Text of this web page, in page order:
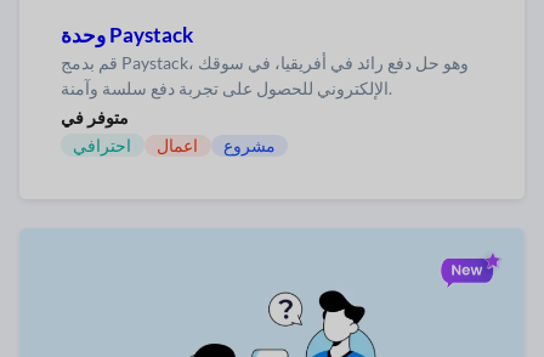
وحدة Paystack
قم بدمج Paystack، وهو حل دفع رائد في أفريقيا، في سوقك
الإلكتروني للحصول على تجربة دفع سلسة وآمنة.
متوفر في
احترافي
اعمال مشروع